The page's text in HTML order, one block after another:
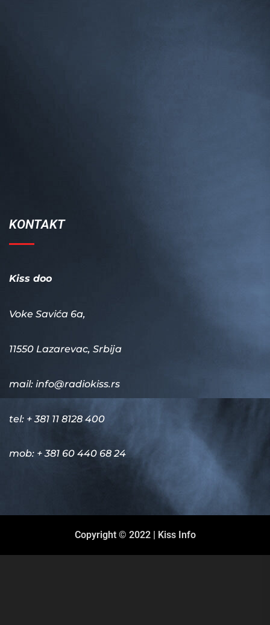
KONTAKT
Kiss doo
Voke Savića 6a,
11550 Lazarevac, Srbija
mail: info@radiokiss.rs
tel: + 381 11 8128 400
mob: + 381 60 440 68 24
Copyright © 2022 | Kiss Info